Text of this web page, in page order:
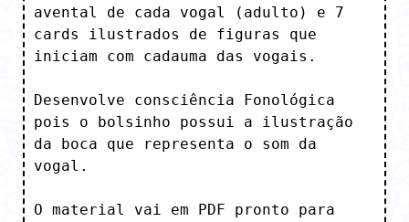
avental de cada vogal (adulto) e 7
cards ilustrados de figuras que
iniciam com cadauma das vogais.
Desenvolve consciência Fonológica
pois o bolsinho possui a ilustração
da boca que representa o som da
vogal.
O material vai em PDF pronto para